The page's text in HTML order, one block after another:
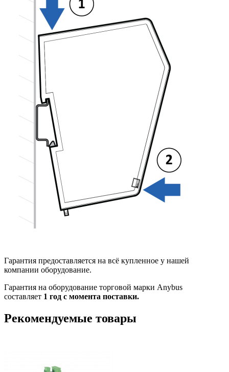
Гарантия предоставляется на всё купленное у нашей
компании оборудование.
Гарантия на оборудование торговой марки Anybus
составляет 1 год с момента поставки.
Рекомендуемые товары